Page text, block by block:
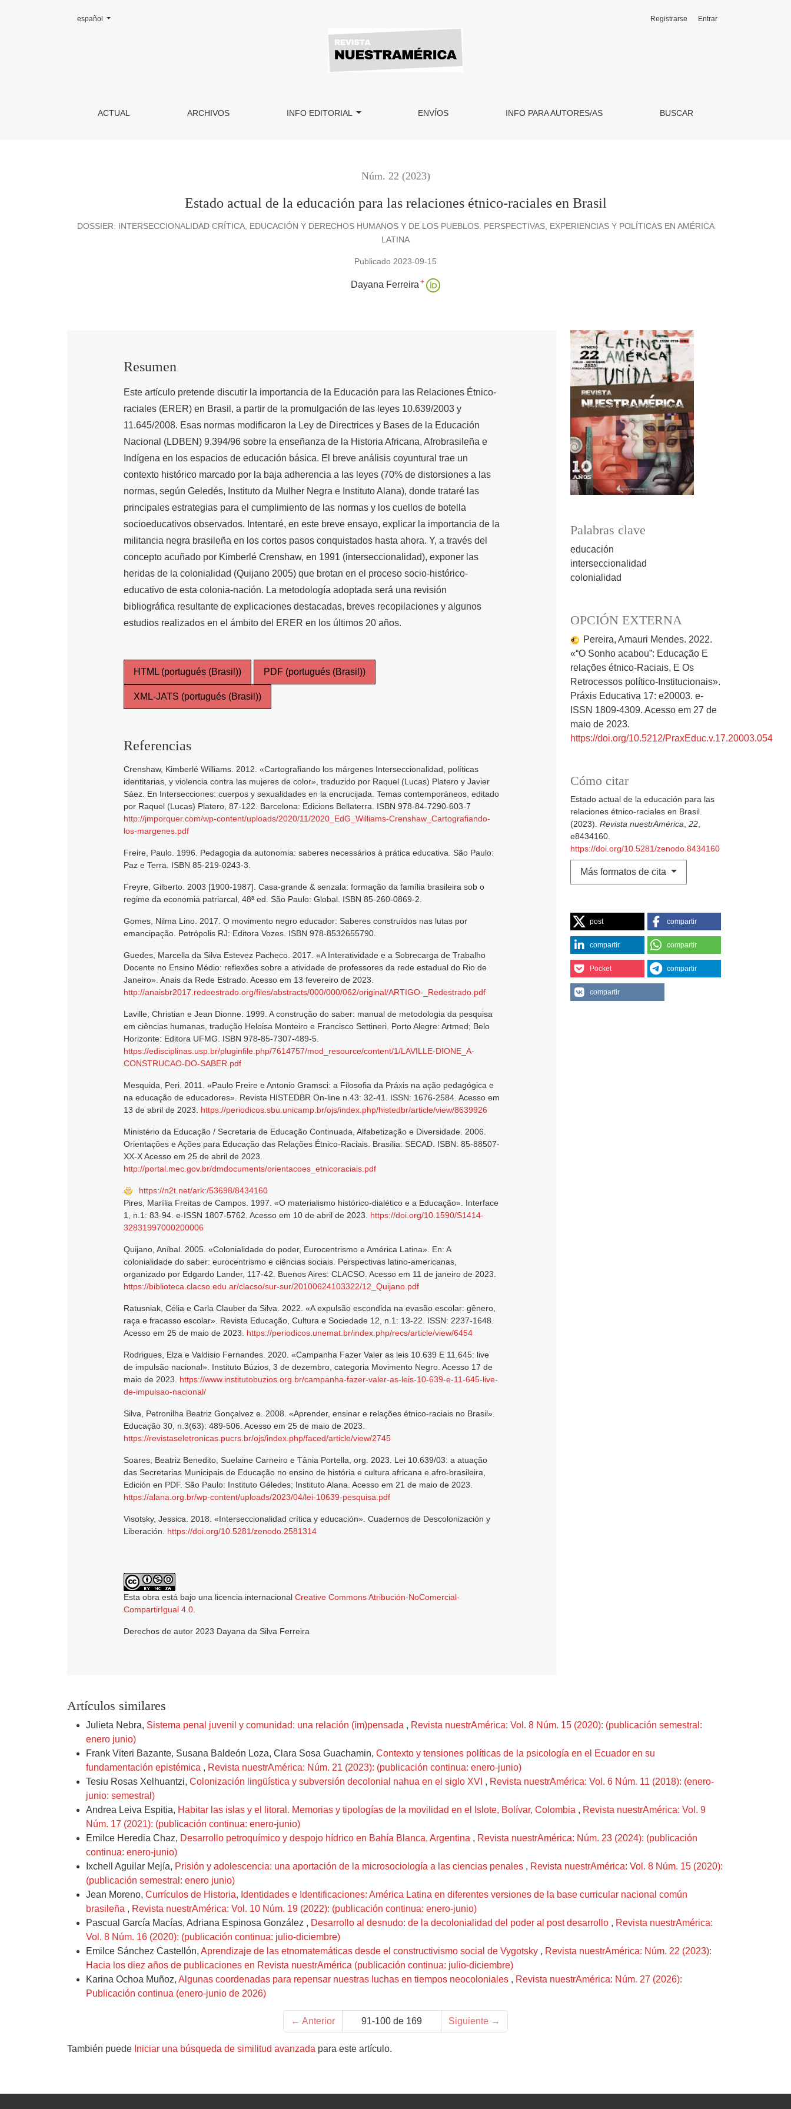
Estado actual de la educación para las relaciones étnico-raciales en Brasil
ACTUAL ARCHIVOS INFO EDITORIAL ENVÍOS INFO PARA AUTORES/AS BUSCAR
Registrarse Entrar
Cambiar el idioma. El actual es:
español
Núm. 22 (2023)
Estado actual de la educación para las relaciones étnico-raciales en Brasil
DOSSIER: INTERSECCIONALIDAD CRÍTICA, EDUCACIÓN Y DERECHOS HUMANOS Y DE LOS PUEBLOS. PERSPECTIVAS, EXPERIENCIAS Y POLÍTICAS EN AMÉRICA
LATINA
Publicado 2023-09-15
Dayana Ferreira +
Palabras clave
educación
interseccionalidad
colonialidad
OPCIÓN EXTERNA
Pereira, Amauri Mendes. 2022.
«“O Sonho acabou”: Educação E
relações étnico-Raciais, E Os
Retrocessos político-Institucionais».
Práxis Educativa 17: e20003. e-
ISSN 1809-4309. Acesso em 27 de
maio de 2023.
https://doi.org/10.5212/PraxEduc.v.17.20003.054
Cómo citar
Estado actual de la educación para las
relaciones étnico-raciales en Brasil.
(2023). Revista nuestrAmérica 22
e8434160.
https://doi.org/10.5281/zenodo.8434160
Más formatos de cita
post compartir
compartir compartir
Pocket compartir
compartir
Resumen
Este artículo pretende discutir la importancia de la Educación para las Relaciones Étnico-
raciales (ERER) en Brasil, a partir de la promulgación de las leyes 10.639/2003 y
11.645/2008. Esas normas modificaron la Ley de Directrices y Bases de la Educación
Nacional (LDBEN) 9.394/96 sobre la enseñanza de la Historia Africana, Afrobrasileña e
Indígena en los espacios de educación básica. El breve análisis coyuntural trae un
contexto histórico marcado por la baja adherencia a las leyes (70% de distorsiones a las
normas, según Geledés, Instituto da Mulher Negra e Instituto Alana), donde trataré las
principales estrategias para el cumplimiento de las normas y los cuellos de botella
socioeducativos observados. Intentaré, en este breve ensayo, explicar la importancia de la
militancia negra brasileña en los cortos pasos conquistados hasta ahora. Y, a través del
concepto acuñado por Kimberlé Crenshaw, en 1991 (interseccionalidad), exponer las
heridas de la colonialidad (Quijano 2005) que brotan en el proceso socio-histórico-
educativo de esta colonia-nación. La metodología adoptada será una revisión
bibliográfica resultante de explicaciones destacadas, breves recopilaciones y algunos
estudios realizados en el ámbito del ERER en los últimos 20 años.
HTML (portugués (Brasil)) PDF (portugués (Brasil))
XML-JATS (portugués (Brasil))
Referencias
Crenshaw, Kimberlé Williams. 2012. «Cartografiando los márgenes Interseccionalidad, políticas
identitarias, y violencia contra las mujeres de color», traduzido por Raquel (Lucas) Platero y Javier
Sáez. En Intersecciones: cuerpos y sexualidades en la encrucijada. Temas contemporáneos, editado
por Raquel (Lucas) Platero, 87-122. Barcelona: Edicions Bellaterra. ISBN 978-84-7290-603-7
http://jmporquer.com/wp-content/uploads/2020/11/2020_EdG_Williams-Crenshaw_Cartografiando-
los-margenes.pdf
Freire, Paulo. 1996. Pedagogia da autonomia: saberes necessários à prática educativa. São Paulo:
Paz e Terra. ISBN 85-219-0243-3.
Freyre, Gilberto. 2003 [1900-1987]. Casa-grande & senzala: formação da família brasileira sob o
regime da economia patriarcal, 48ª ed. São Paulo: Global. ISBN 85-260-0869-2.
Gomes, Nilma Lino. 2017. O movimento negro educador: Saberes construídos nas lutas por
emancipação. Petrópolis RJ: Editora Vozes. ISBN 978-8532655790.
Guedes, Marcella da Silva Estevez Pacheco. 2017. «A Interatividade e a Sobrecarga de Trabalho
Docente no Ensino Médio: reflexões sobre a atividade de professores da rede estadual do Rio de
Janeiro». Anais da Rede Estrado. Acesso em 13 fevereiro de 2023.
http://anaisbr2017.redeestrado.org/files/abstracts/000/000/062/original/ARTIGO-_Redestrado.pdf
Laville, Christian e Jean Dionne. 1999. A construção do saber: manual de metodologia da pesquisa
em ciências humanas, tradução Heloisa Monteiro e Francisco Settineri. Porto Alegre: Artmed; Belo
Horizonte: Editora UFMG. ISBN 978-85-7307-489-5.
https://edisciplinas.usp.br/pluginfile.php/7614757/mod_resource/content/1/LAVILLE-DIONE_A-
CONSTRUCAO-DO-SABER.pdf
Mesquida, Peri. 2011. «Paulo Freire e Antonio Gramsci: a Filosofia da Práxis na ação pedagógica e
na educação de educadores». Revista HISTEDBR On-line n.43: 32-41. ISSN: 1676-2584. Acesso em
13 de abril de 2023. https://periodicos.sbu.unicamp.br/ojs/index.php/histedbr/article/view/8639926
Ministério da Educação / Secretaria de Educação Continuada, Alfabetização e Diversidade. 2006.
Orientações e Ações para Educação das Relações Étnico-Raciais. Brasília: SECAD. ISBN: 85-88507-
XX-X Acesso em 25 de abril de 2023.
http://portal.mec.gov.br/dmdocuments/orientacoes_etnicoraciais.pdf
https://n2t.net/ark:/53698/8434160
Pires, Marília Freitas de Campos. 1997. «O materialismo histórico-dialético e a Educação». Interface
1, n.1: 83-94. e-ISSN 1807-5762. Acesso em 10 de abril de 2023. https://doi.org/10.1590/S1414-
32831997000200006
Quijano, Aníbal. 2005. «Colonialidade do poder, Eurocentrismo e América Latina». En: A
colonialidade do saber: eurocentrismo e ciências sociais. Perspectivas latino-americanas,
organizado por Edgardo Lander, 117-42. Buenos Aires: CLACSO. Acesso em 11 de janeiro de 2023.
https://biblioteca.clacso.edu.ar/clacso/sur-sur/20100624103322/12_Quijano.pdf
Ratusniak, Célia e Carla Clauber da Silva. 2022. «A expulsão escondida na evasão escolar: gênero,
raça e fracasso escolar». Revista Educação, Cultura e Sociedade 12, n.1: 13-22. ISSN: 2237-1648.
Acesso em 25 de maio de 2023. https://periodicos.unemat.br/index.php/recs/article/view/6454
Rodrigues, Elza e Valdisio Fernandes. 2020. «Campanha Fazer Valer as leis 10.639 E 11.645: live
de impulsão nacional». Instituto Búzios, 3 de dezembro, categoria Movimento Negro. Acesso 17 de
maio de 2023. https://www.institutobuzios.org.br/campanha-fazer-valer-as-leis-10-639-e-11-645-live-
de-impulsao-nacional/
Silva, Petronilha Beatriz Gonçalvez e. 2008. «Aprender, ensinar e relações étnico-raciais no Brasil».
Educação 30, n.3(63): 489-506. Acesso em 25 de maio de 2023.
https://revistaseletronicas.pucrs.br/ojs/index.php/faced/article/view/2745
Soares, Beatriz Benedito, Suelaine Carneiro e Tânia Portella, org. 2023. Lei 10.639/03: a atuação
das Secretarias Municipais de Educação no ensino de história e cultura africana e afro-brasileira,
Edición en PDF. São Paulo: Instituto Géledes; Instituto Alana. Acesso em 21 de maio de 2023.
https://alana.org.br/wp-content/uploads/2023/04/lei-10639-pesquisa.pdf
Visotsky, Jessica. 2018. «Interseccionalidad crítica y educación». Cuadernos de Descolonización y
Liberación. https://doi.org/10.5281/zenodo.2581314
Esta obra está bajo una licencia internacional Creative Commons Atribución-NoComercial-
CompartirIgual 4.0
Derechos de autor 2023 Dayana da Silva Ferreira
Artículos similares
Julieta Nebra, Sistema penal juvenil y comunidad: una relación (im)pensada , Revista nuestrAmérica: Vol. 8 Núm. 15 (2020): (publicación semestral:
enero junio)
Frank Viteri Bazante, Susana Baldeón Loza, Clara Sosa Guachamin, Contexto y tensiones políticas de la psicología en el Ecuador en su
fundamentación epistémica , Revista nuestrAmérica: Núm. 21 (2023): (publicación continua: enero-junio)
Tesiu Rosas Xelhuantzi, Colonización lingüística y subversión decolonial nahua en el siglo XVI , Revista nuestrAmérica: Vol. 6 Núm. 11 (2018): (enero-
junio: semestral)
Andrea Leiva Espitia, Habitar las islas y el litoral. Memorias y tipologías de la movilidad en el Islote, Bolívar, Colombia , Revista nuestrAmérica: Vol. 9
Núm. 17 (2021): (publicación continua: enero-junio)
Emilce Heredia Chaz, Desarrollo petroquímico y despojo hídrico en Bahía Blanca, Argentina , Revista nuestrAmérica: Núm. 23 (2024): (publicación
continua: enero-junio)
Ixchell Aguilar Mejía, Prisión y adolescencia: una aportación de la microsociología a las ciencias penales , Revista nuestrAmérica: Vol. 8 Núm. 15 (2020):
(publicación semestral: enero junio)
Jean Moreno, Currículos de Historia, Identidades e Identificaciones: América Latina en diferentes versiones de la base curricular nacional común
brasileña , Revista nuestrAmérica: Vol. 10 Núm. 19 (2022): (publicación continua: enero-junio)
Pascual García Macías, Adriana Espinosa González , Desarrollo al desnudo: de la decolonialidad del poder al post desarrollo , Revista nuestrAmérica:
Vol. 8 Núm. 16 (2020): (publicación continua: julio-diciembre)
Emilce Sánchez Castellón, Aprendizaje de las etnomatemáticas desde el constructivismo social de Vygotsky , Revista nuestrAmérica: Núm. 22 (2023):
Hacia los diez años de publicaciones en Revista nuestrAmérica (publicación continua: julio-diciembre)
Karina Ochoa Muñoz, Algunas coordenadas para repensar nuestras luchas en tiempos neocoloniales , Revista nuestrAmérica: Núm. 27 (2026):
Publicación continua (enero-junio de 2026)
← Anterior 91-100 de 169 Siguiente →
También puede Iniciar una búsqueda de similitud avanzada para este artículo.